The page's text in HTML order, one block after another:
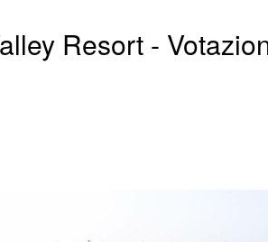
Resort -